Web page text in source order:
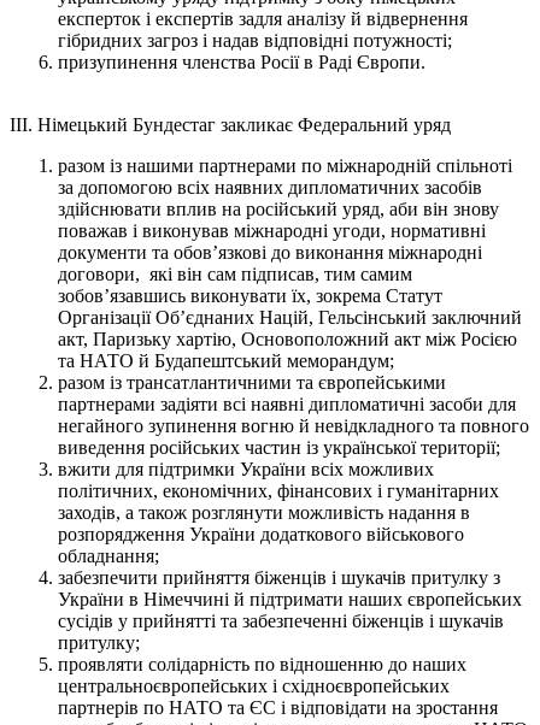
експерток і експертів задля аналізу й відвернення
гібридних загроз і надав відповідні потужності;
призупинення членства Росії в Раді Європи.
III. Німецький Бундестаг закликає Федеральний уряд
разом із нашими партнерами по міжнародній спільноті
за допомогою всіх наявних дипломатичних засобів
здійснювати вплив на російський уряд, аби він знову
поважав і виконував міжнародні угоди, нормативні
документи та обов’язкові до виконання міжнародні
договори, які він сам підписав, тим самим
зобов’язавшись виконувати їх, зокрема Статут
Організації Об’єднаних Націй, Гельсінський заключний
акт, Паризьку хартію, Основоположний акт між Росією
та НАТО й Будапештський меморандум;
разом із трансатлантичними та європейськими
партнерами задіяти всі наявні дипломатичні засоби для
негайного зупинення вогню й невідкладного та повного
виведення російських частин із української території;
вжити для підтримки України всіх можливих
політичних, економічних, фінансових і гуманітарних
заходів, а також розглянути можливість надання в
розпорядження України додаткового військового
обладнання;
забезпечити прийняття біженців і шукачів притулку з
України в Німеччині й підтримати наших європейських
сусідів у прийнятті та забезпеченні біженців і шукачів
притулку;
проявляти солідарність по відношенню до наших
центральноєвропейських і східноєвропейських
партнерів по НАТО та ЄС і відповідати на зростання